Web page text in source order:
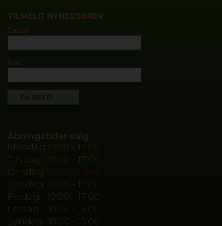
TILMELD NYHEDSBREV
E-mail
Navn
Åbningstider salg
Mandag 10:00 - 17:00
Tirsdag
10:00 - 17:00
Onsdag
Lukket
Torsdag 10:00 - 17:00
Fredag
10:00 - 17:00
Lørdag
10:00 - 15:00
Søndag 10:00 - 15:00